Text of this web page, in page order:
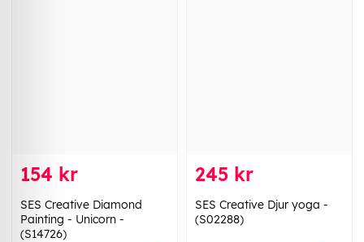
154 kr
SES Creative Diamond
Painting - Unicorn -
(S14726)
245 kr
SES Creative Djur yoga -
(S02288)